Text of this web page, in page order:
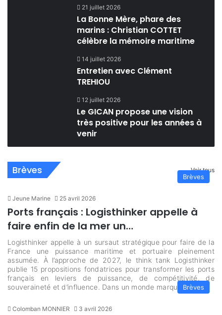
21 juillet 2026
La Bonne Mère, phare des
marins : Christian COTTET
célèbre la mémoire maritime
14 juillet 2026
Entretien avec Clément
TREHIOU
12 juillet 2026
Le GICAN propose une vision
très positive pour les années à
venir
Brèves Voir tous
Brèves
Jeune Marine 25 avril 2026
Ports français : Logisthinker appelle à
faire enfin de la mer un…
Logisthinker appelle à un sursaut stratégique pour faire de la
France une puissance maritime et portuaire pleinement
assumée. À l’approche de 2027, le think tank Logisthinker
publie 15 propositions fondatrices pour transformer les ports
français en leviers de puissance, de compétitivité, de
souveraineté et d’influence. Dans un monde marqué par…
Brèves
Colomban MONNIER 3 avril 2026